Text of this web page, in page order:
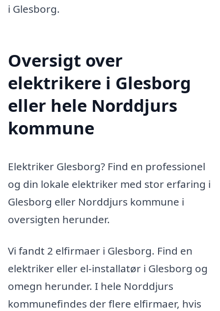
i Glesborg.
Oversigt over
elektrikere i Glesborg
eller hele Norddjurs
kommune
Elektriker Glesborg? Find en professionel
og din lokale elektriker med stor erfaring i
Glesborg eller Norddjurs kommune i
oversigten herunder.
Vi fandt 2 elfirmaer i Glesborg. Find en
elektriker eller el-installatør i Glesborg og
omegn herunder. I hele Norddjurs
kommunefindes der flere elfirmaer, hvis